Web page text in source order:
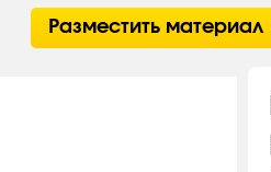
Разместить материал